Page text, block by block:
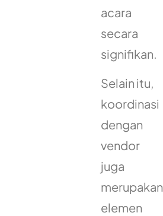
acara
secara
signifikan.
Selain itu,
koordinasi
dengan
vendor
juga
merupakan
elemen